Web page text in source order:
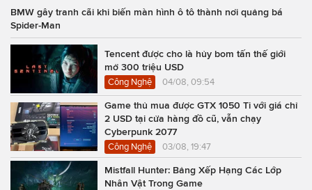
BMW gây tranh cãi khi biến màn hình ô tô thành nơi quảng bá
Spider-Man
Tencent được cho là hủy bom tấn thế giới
mở 300 triệu USD
Công Nghệ 04/08, 09:54
Game thủ mua được GTX 1050 Ti với giá chỉ
2 USD tại cửa hàng đồ cũ, vẫn chạy
Cyberpunk 2077
Công Nghệ 03/08, 19:47
Mistfall Hunter: Bảng Xếp Hạng Các Lớp
Nhân Vật Trong Game